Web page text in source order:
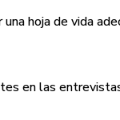
hoja de vida
en las